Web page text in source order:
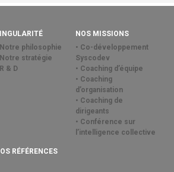
Notre philosophie
Notre stratégie
R & D
NOS MISSIONS
Co-développement
Syscodev
Coaching d’équipe
Coaching
d’organisation
Coaching de
dirigeants
Conférence sur
l’intelligence collective
RÉFÉRENCES